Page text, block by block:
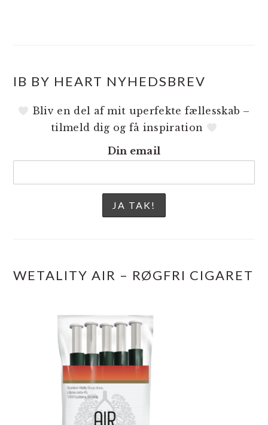
IB BY HEART NYHEDSBREV
Bliv en del af mit uperfekte fællesskab –
tilmeld dig og få inspiration
Din email
WETALITY AIR – RØGFRI CIGARET